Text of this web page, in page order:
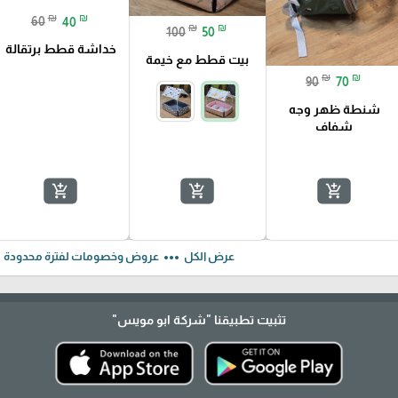
90 ₪ 70 ₪
شنطة ظهر وجه
شفاف
add_shopping_cart
100 ₪ 50 ₪
بيت قطط مع خيمة
add_shopping_cart
60 ₪ 40 ₪
خداشة قطط برتقالة
add_shopping_cart
عرض الكل more_horiz عروض وخصومات لفترة محدودة
تثبيت تطبيقنا "شركة ابو مويس"